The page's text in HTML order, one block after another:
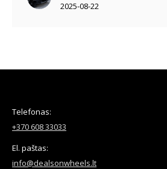
2025-08-22
Telefonas:
+370 608 33033
El. paštas:
info@dealsonwheels.lt